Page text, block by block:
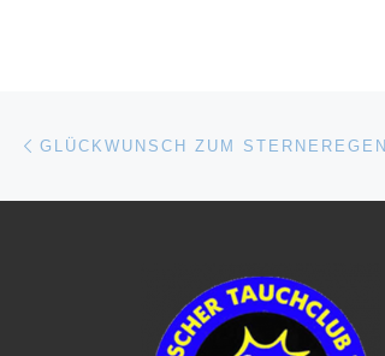
Beitragsnavigation
GLÜCKWUNSCH ZUM STERNEREGEN